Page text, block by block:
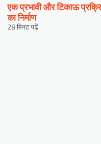
एक प्रभावी और टिकाऊ
का निर्माण
28 मिनट पढ़ें